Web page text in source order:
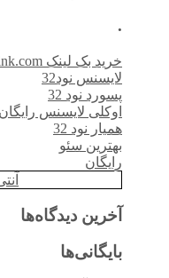
.
خرید بک لینک behtarinbacklink.com
لایسنس نود32
پسورد نود 32
اوکلی لایسنس رایگان
همیار نود 32
بهترین سئو
رایگان
آخرین دیدگاه‌ها
بایگانی‌ها